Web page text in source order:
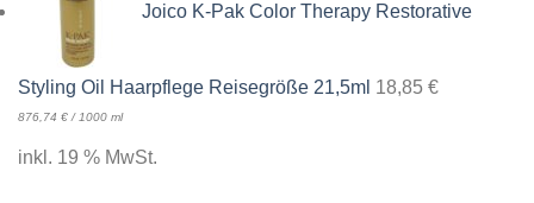
Joico K-Pak Color Therapy Restorative
Styling Oil Haarpflege Reisegröße 21,5ml 18,85 €
876,74 € / 1000 ml
inkl. 19 % MwSt.